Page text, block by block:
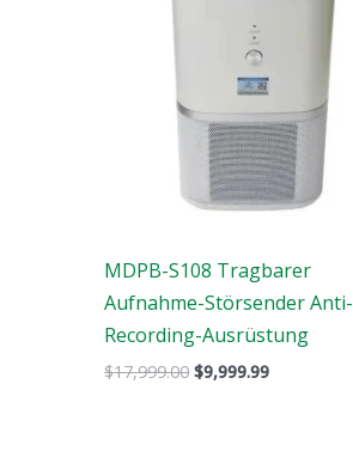
MDPB-S108 Tragbarer
Aufnahme-Störsender Anti-
Recording-Ausrüstung
$17,999.00 $9,999.99